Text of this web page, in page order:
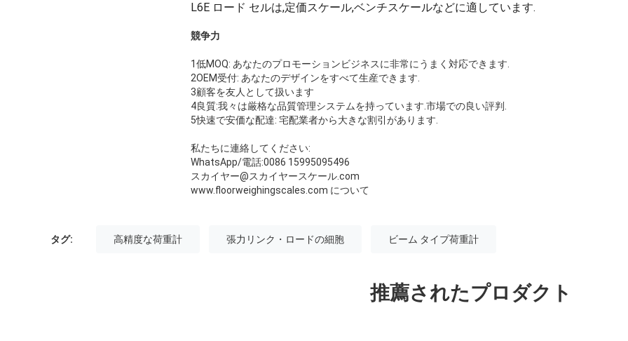
L6E ロード セルは,定価スケール,ベンチスケールなどに適しています.
競争力
1低MOQ: あなたのプロモーションビジネスに非常にうまく対応できます.
2OEM受付: あなたのデザインをすべて生産できます.
3顧客を友人として扱います
4良質:我々は厳格な品質管理システムを持っています.市場での良い評判.
5快速で安価な配達: 宅配業者から大きな割引があります.
私たちに連絡してください:
WhatsApp/電話:0086 15995095496
スカイヤー@スカイヤースケール.com
www.floorweighingscales.com について
タグ: 高精度な荷重計 張力リンク・ロードの細胞 ビーム タイプ荷重計
推薦されたプロダクト